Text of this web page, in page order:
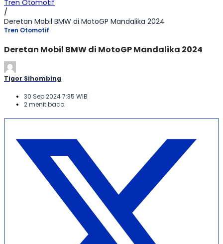
Tren Otomotif
/
Deretan Mobil BMW di MotoGP Mandalika 2024
Tren Otomotif
Deretan Mobil BMW di MotoGP Mandalika 2024
Tigor Sihombing
30 Sep 2024 7:35 WIB
2 menit baca